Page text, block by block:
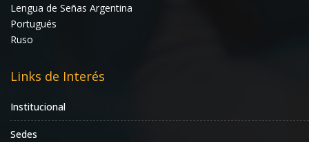
Lengua de Señas Argentina
Portugués
Ruso
Links de Interés
Institucional
Sedes